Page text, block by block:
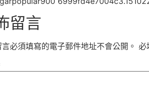
留言
必須填寫的電子郵件地址不會公開。 必